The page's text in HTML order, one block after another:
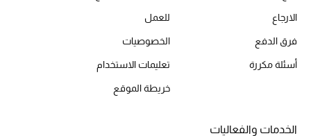
موضة نسائية
تسوقوا للنساء
الارجاع
فرق الدفع
أسئلة مكررة
للعمل
الخصوصيات
تعليمات الاستخدام
خريطة الموقع
الخدمات والفعاليات